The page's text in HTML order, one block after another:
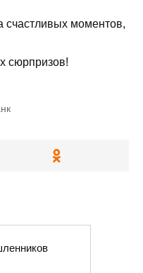
счастливых моментов,
сюрпризов!